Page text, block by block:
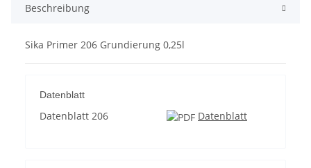
Beschreibung
Sika Primer 206 Grundierung 0,25l
Datenblatt
Datenblatt 206 Datenblatt